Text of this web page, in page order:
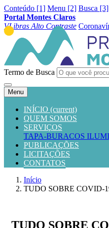
Conteúdo [1] Menu [2] Busca [3]
Portal Montes Claros
VLibras Alto Contraste
Termo de Busca
Menu
INÍCIO (current)
QUEM SOMOS
SERVIÇOS
TAPA-BURACOS
PUBLICAÇÕES
LICITAÇÕES
CONTATOS
Início
TUDO SOBRE COVID-
TUDO SOBRE